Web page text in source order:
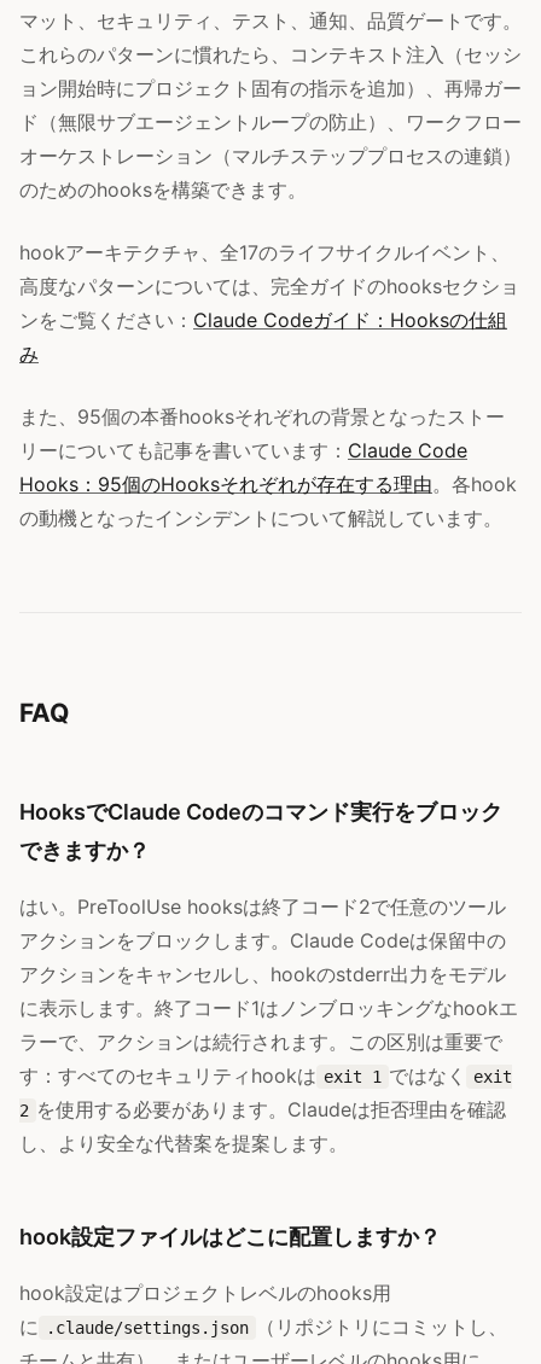
マット、セキュリティ、テスト、通知、品質ゲートです。
これらのパターンに慣れたら、コンテキスト注入（セッシ
ョン開始時にプロジェクト固有の指示を追加）、再帰ガー
ド（無限サブエージェントループの防止）、ワークフロー
オーケストレーション（マルチステッププロセスの連鎖）
のためのhooksを構築できます。
hookアーキテクチャ、全17のライフサイクルイベント、
高度なパターンについては、完全ガイドのhooksセクショ
ンをご覧ください： Claude Codeガイド：Hooksの仕組
み
また、95個の本番hooksそれぞれの背景となったストー
リーについても記事を書いています： Claude Code
Hooks：95個のHooksそれぞれが存在する理由。各hook
の動機となったインシデントについて解説しています。
FAQ
HooksでClaude Codeのコマンド実行をブロック
できますか？
はい。PreToolUse hooksは終了コード2で任意のツール
アクションをブロックします。Claude Codeは保留中の
アクションをキャンセルし、hookのstderr出力をモデル
に表示します。終了コード1はノンブロッキングなhookエ
ラーで、アクションは続行されます。この区別は重要で
す：すべてのセキュリティhookは exit 1 ではなく
exit
2 を使用する必要があります。Claudeは拒否理由を確認
し、より安全な代替案を提案します。
hook設定ファイルはどこに配置しますか？
hook設定はプロジェクトレベルのhooks用
に
.claude/settings.json
（リポジトリにコミットし、